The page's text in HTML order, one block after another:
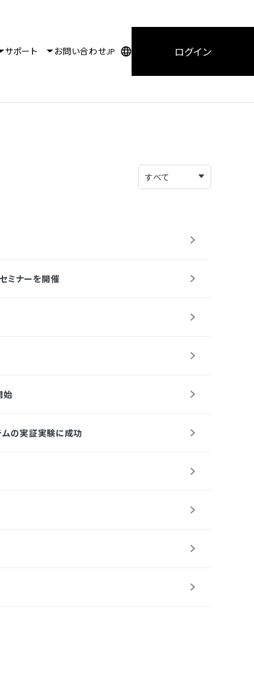
サポート お問い合わせJP ログイン
ミナーを開催
始
ムの実証実験に成功